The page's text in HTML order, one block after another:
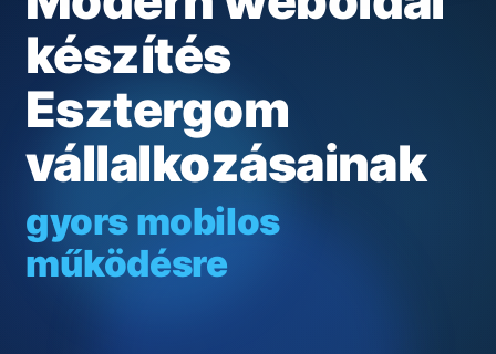
készítés
Esztergom
vállalkozásainak
gyors mobilos
működésre